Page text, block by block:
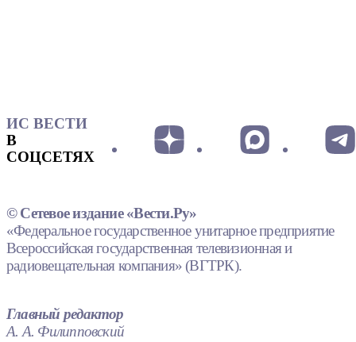
ИС ВЕСТИ
В
СОЦСЕТЯХ
© Сетевое издание «Вести.Ру»
«Федеральное государственное унитарное предприятие
Всероссийская государственная телевизионная и
радиовещательная компания» (ВГТРК).
Главный редактор
А. А. Филипповский